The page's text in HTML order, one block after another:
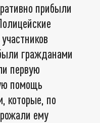
прибыли
гражданами
первую
помощь
которые, по
ему